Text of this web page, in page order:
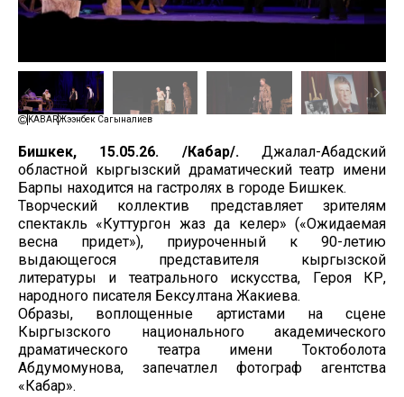
KABARЖээнбек Сагыналиев
Бишкек, 15.05.26. /Кабар/.Джалал-Абадский
областной кыргызский драматический театр имени
Барпы находится на гастролях в городе Бишкек.
Творческий коллектив представляет зрителям
спектакль «Куттургон жаз да келер» («Ожидаемая
весна придет»), приуроченный к 90-летию
выдающегося представителя кыргызской
литературы и театрального искусства, Героя КР,
народного писателя Бексултана Жакиева.
Образы, воплощенные артистами на сцене
Кыргызского национального академического
драматического театра имени Токтоболота
Абдумомунова, запечатлел фотограф агентства
«Кабар».